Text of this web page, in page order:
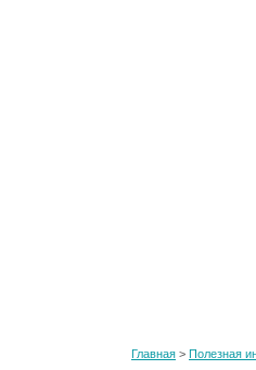
Главная > Полезная